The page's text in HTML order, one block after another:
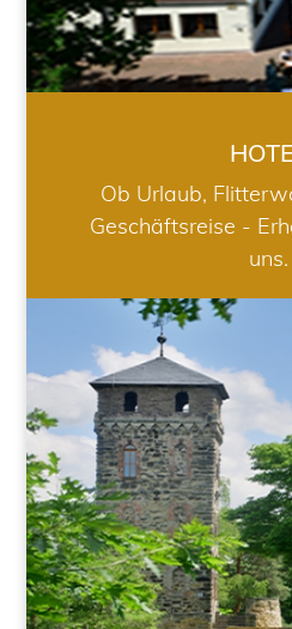
Ob Urlaub,
Geschäftsreise -
uns.